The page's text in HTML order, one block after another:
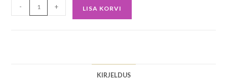
- + LISA KORVI
KIRJELDUS